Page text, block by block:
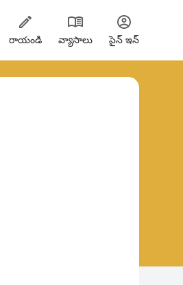
రాయండి వ్యాసాలు సైన్ ఇన్